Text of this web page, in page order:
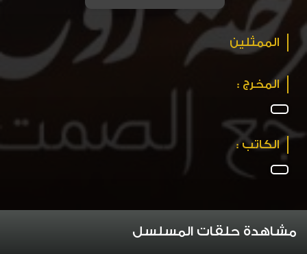
الممثلين
المخرج :
الكاتب :
مشاهدة حلقات المسلسل